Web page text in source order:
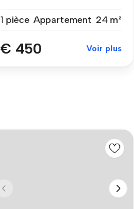
1 pièce Appartement 24 m²
€ 450 Voir plus